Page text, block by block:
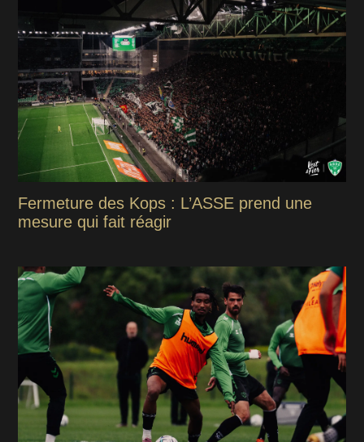
Fermeture des Kops : L’ASSE prend une
mesure qui fait réagir